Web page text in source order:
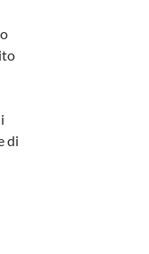
di